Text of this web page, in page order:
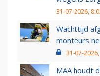
31-07-2026,
Wachttijd
monteurs
31-07-2026,
MAA houdt